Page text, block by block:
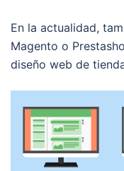
En la actualidad,
Magento o
diseño web de